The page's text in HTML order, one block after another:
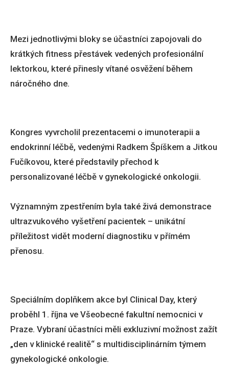
Mezi jednotlivými bloky se účastníci zapojovali do
krátkých fitness přestávek vedených profesionální
lektorkou, které přinesly vítané osvěžení během
náročného dne.
Kongres vyvrcholil prezentacemi o imunoterapii a
endokrinní léčbě, vedenými Radkem Špíškem a Jitkou
Fučíkovou, které představily přechod k
personalizované léčbě v gynekologické onkologii.
Významným zpestřením byla také živá demonstrace
ultrazvukového vyšetření pacientek – unikátní
příležitost vidět moderní diagnostiku v přímém
přenosu.
Speciálním doplňkem akce byl Clinical Day, který
proběhl 1. října ve Všeobecné fakultní nemocnici v
Praze. Vybraní účastníci měli exkluzivní možnost zažít
„den v klinické realitě“ s multidisciplinárním týmem
gynekologické onkologie.